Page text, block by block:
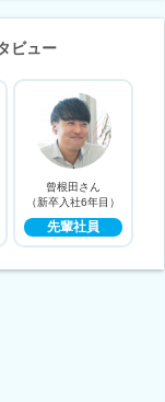
ビュー
曾根田さん
（新卒入社6年目）
先輩社員